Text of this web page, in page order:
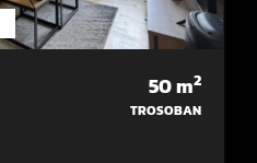
50m2
TROSOBAN